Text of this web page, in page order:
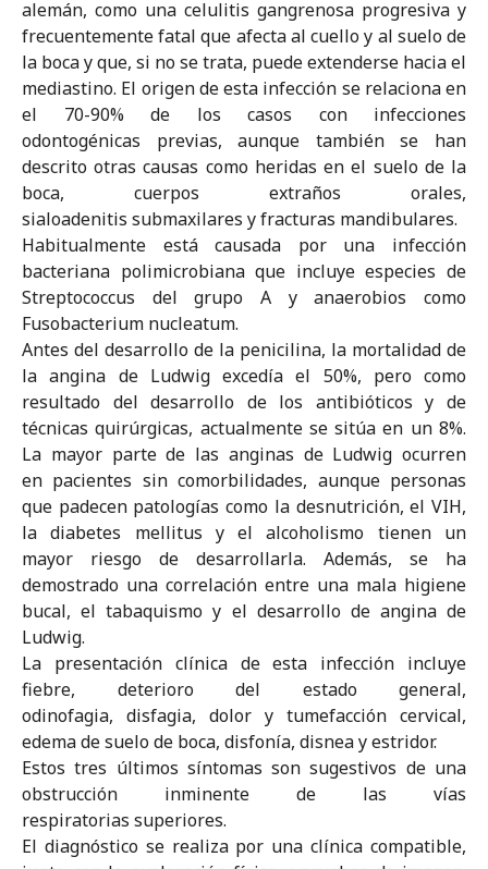
alemán, como una celulitis gangrenosa progresiva y
frecuentemente fatal que afecta al cuello y al suelo de
la boca y que, si no se trata, puede extenderse hacia el
mediastino. El origen de esta infección se relaciona en
el 70-90% de los casos con infecciones
odontogénicas previas, aunque también se han
descrito otras causas como heridas en el suelo de la
boca, cuerpos extraños orales,
sialoadenitis submaxilares y fracturas mandibulares.
Habitualmente está causada por una infección
bacteriana polimicrobiana que incluye especies de
Streptococcus del grupo A y anaerobios como
Fusobacterium nucleatum.
Antes del desarrollo de la penicilina, la mortalidad de
la angina de Ludwig excedía el 50%, pero como
resultado del desarrollo de los antibióticos y de
técnicas quirúrgicas, actualmente se sitúa en un 8%.
La mayor parte de las anginas de Ludwig ocurren
en pacientes sin comorbilidades, aunque personas
que padecen patologías como la desnutrición, el VIH,
la diabetes mellitus y el alcoholismo tienen un
mayor riesgo de desarrollarla. Además, se ha
demostrado una correlación entre una mala higiene
bucal, el tabaquismo y el desarrollo de angina de
Ludwig.
La presentación clínica de esta infección incluye
fiebre, deterioro del estado general,
odinofagia, disfagia, dolor y tumefacción cervical,
edema de suelo de boca, disfonía, disnea y estridor.
Estos tres últimos síntomas son sugestivos de una
obstrucción inminente de las vías
respiratorias superiores.
El diagnóstico se realiza por una clínica compatible,